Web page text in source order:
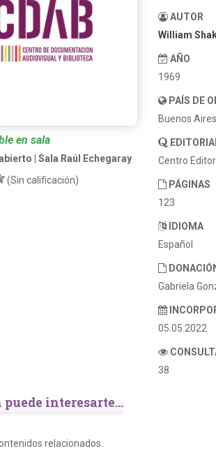
en sala
| Sala Raúl Echegaray
(Sin calificación)
AUTOR
William
AÑO
1969
PAÍS DE
Buenos
Centro
PÁGINAS
123
IDIOMA
Español
Gabriela
05.05.2022
38
puede interesarte...
relacionados.